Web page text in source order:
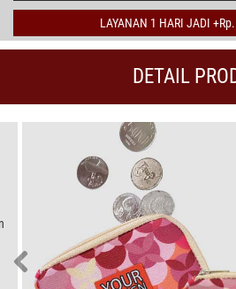
LAYANAN 1 HARI JADI
DETAIL